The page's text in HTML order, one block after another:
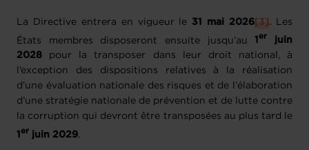
La Directive entrera en vigueur le 31 mai 2026 [3] . Les
États membres disposeront ensuite jusqu’au er juin
2028 pour la transposer dans leur droit national, à
l’exception des dispositions relatives à la réalisation
d’une évaluation nationale des risques et de l’élaboration
d’une stratégie nationale de prévention et de lutte contre
la corruption qui devront être transposées au plus tard le
1 er juin 2029.